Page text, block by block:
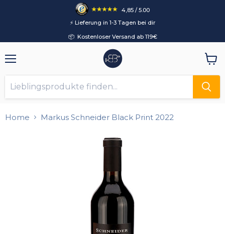
4,85 / 5.00
⚡️ Lieferung in 1-3 Tagen bei dir
📦 Kostenloser Versand ab 119€
Home Markus Schneider Black Print 2022